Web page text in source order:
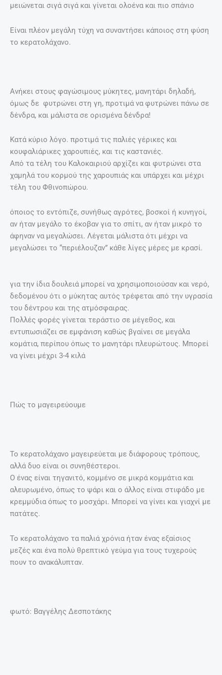
μειώνεται σιγά σιγά και γίνεται ολοένα και πιο σπάνιο
Είναι πλέον μεγάλη τύχη να συναντήσει κάποιος στη φύση
το κερατολάχανο.
Ανήκει στους φαγώσιμους μύκητες, μανητάρι δηλαδή,
όμως δε φυτρώνει στη γη, προτιμά να φυτρώνει πάνω σε
δένδρα, και μάλιστα σε ορισμένα δένδρα!
Κατά κύριο λόγο. προτιμά τις παλιές γέρικες και
κουφαλιάρικες χαρουπιές, και τις καστανιές.
Από τα τέλη του Καλοκαιριού αρχίζει και φυτρώνει στα
χαμηλά του κορμού της χαρουπιάς και υπάρχει και μέχρι
τέλη του Φθινοπώρου.
όποιος το εντόπιζε, συνήθως αγρότες, βοσκοί ή κυνηγοί,
αν ήταν μεγάλο το έκοβαν για το σπίτι, αν ήταν μικρό το
άφηναν να μεγαλώσει. Λέγεται μάλιστα ότι μέχρι να
μεγαλώσει το “περιέλουζαν” κάθε λίγες μέρες με κρασί.
για την ίδια δουλειά μπορεί να χρησιμοποιούσαν και νερό,
δεδομένου ότι ο μύκητας αυτός τρέφεται από την υγρασία
του δέντρου και της ατμόσφαιρας.
Πολλές φορές γίνεται τεράστιο σε μέγεθος, και
εντυπωσιάζει σε εμφάνιση καθώς βγαίνει σε μεγάλα
κομάτια, περίπου όπως το μανητάρι πλευρώτους. Μπορεί
να γίνει μέχρι 3-4 κιλά
Πώς το μαγειρεύουμε
Το κερατολάχανο μαγειρεύεται με διάφορους τρόπους,
αλλά δυο είναι οι συνηθέστεροι.
Ο ένας είναι τηγανιτό, κομμένο σε μικρά κομμάτια και
αλευρωμένο, όπως το ψάρι και ο άλλος είναι στιφάδο με
κρεμμύδια όπως το μοσχάρι. Μπορεί να γίνει και γιαχνί με
πατάτες.
Το κερατολάχανο τα παλιά χρόνια ήταν ένας εξαίσιος
μεζές και ένα πολύ θρεπτικό γεύμα για τους τυχερούς
πουν το ανακάλυπταν.
φωτό: Βαγγέλης Δεσποτάκης